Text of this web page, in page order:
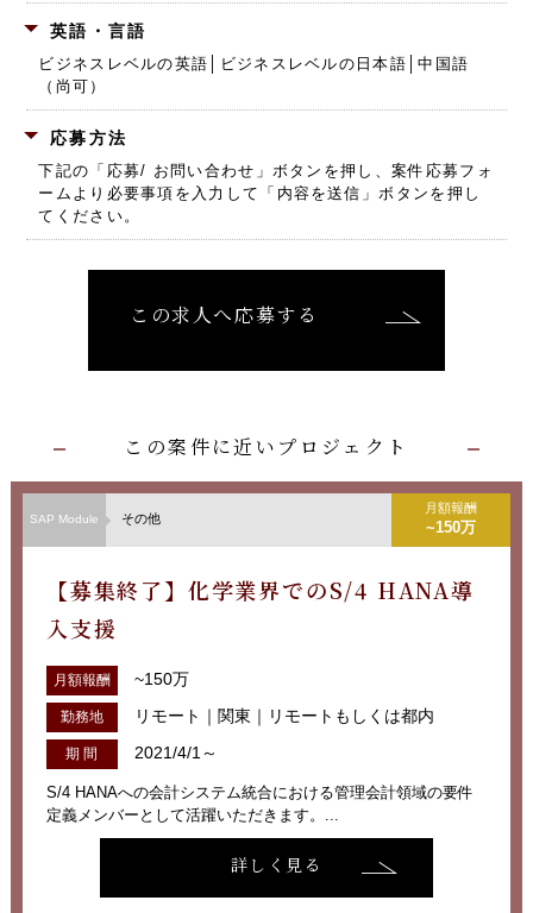
英語・言語
ビジネスレベルの英語│ビジネスレベルの日本語│中国語
（尚可）
応募方法
下記の「応募/ お問い合わせ」ボタンを押し、 案件応募フォ
ームより必要事項を入力して「内容を送信」ボタンを押し
てください。
この求人へ応募する
この案件に近いプロジェクト
SAP Module その他
月額報酬
~150万
【募集終了】化学業界でのS/4 HANA導
入支援
月額報酬 ~150万
勤務地 リモート｜関東｜リモートもしくは都内
期 間 2021/4/1～
S/4 HANAへの会計システム統合における管理会計領域の要件
定義メンバーとして活躍いただきます。...
詳しく見る